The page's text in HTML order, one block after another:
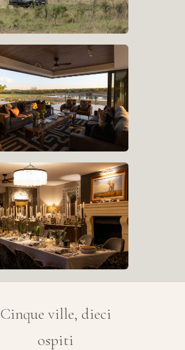
Cinque ville, dieci
ospiti